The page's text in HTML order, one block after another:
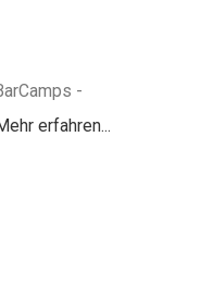
-
erfahren...